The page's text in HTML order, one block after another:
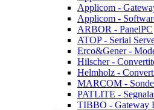
Applicom -
Applicom -
ARBOR - PanelPC
ATOP - Serial
Erco&Gener -
Hilscher -
Helmholz -
MARCOM -
PATLITE -
TIBBO - Gateway